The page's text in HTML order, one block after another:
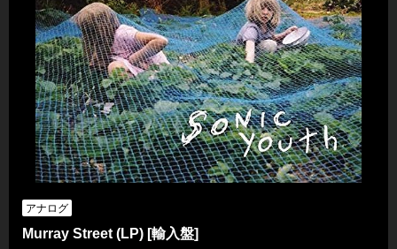
アナログ
Murray Street (LP) [輸入盤]